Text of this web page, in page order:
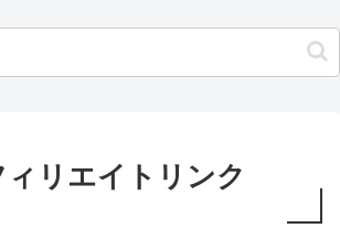
ィリエイトリンク